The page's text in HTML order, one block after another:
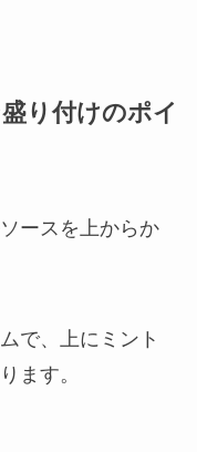
り付けのポイ
ースを上からか
で、上にミント
ます。